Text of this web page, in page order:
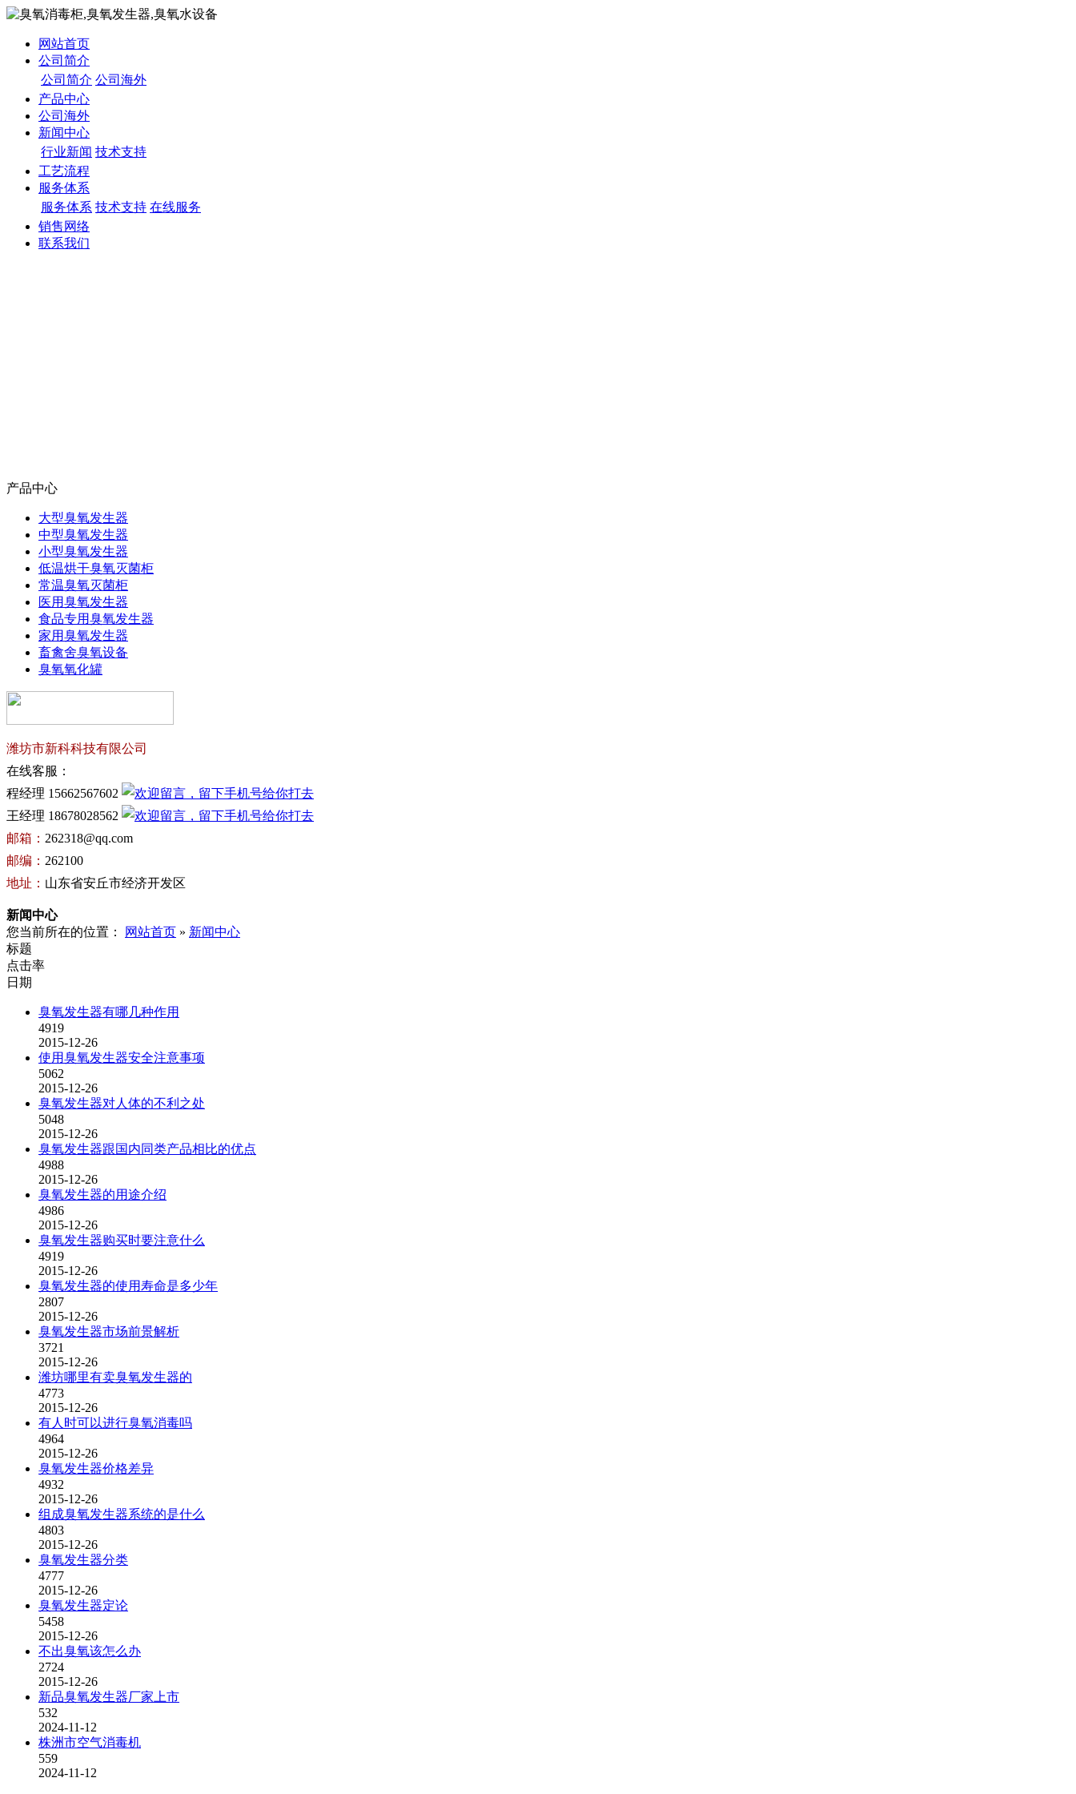
网站首页
公司简介
公司简介 公司海外
产品中心
公司海外
新闻中心
行业新闻 技术支持
工艺流程
服务体系
服务体系 技术支持 在线服务
销售网络
联系我们
产品中心
大型臭氧发生器
中型臭氧发生器
小型臭氧发生器
低温烘干臭氧灭菌柜
常温臭氧灭菌柜
医用臭氧发生器
食品专用臭氧发生器
家用臭氧发生器
畜禽舍臭氧设备
臭氧氧化罐
潍坊市新科科技有限公司
在线客服：
程经理 15662567602
王经理 18678028562
邮箱： 262318@qq.com
邮编： 262100
地址： 山东省安丘市经济开发区
新闻中心
您当前所在的位置：
网站首页 » 新闻中心
标题
点击率
日期
臭氧发生器有哪几种作用
4919
2015-12-26
使用臭氧发生器安全注意事项
5062
2015-12-26
臭氧发生器对人体的不利之处
5048
2015-12-26
臭氧发生器跟国内同类产品相比的优点
4988
2015-12-26
臭氧发生器的用途介绍
4986
2015-12-26
臭氧发生器购买时要注意什么
4919
2015-12-26
臭氧发生器的使用寿命是多少年
2807
2015-12-26
臭氧发生器市场前景解析
3721
2015-12-26
潍坊哪里有卖臭氧发生器的
4773
2015-12-26
有人时可以进行臭氧消毒吗
4964
2015-12-26
臭氧发生器价格差异
4932
2015-12-26
组成臭氧发生器系统的是什么
4803
2015-12-26
臭氧发生器分类
4777
2015-12-26
臭氧发生器定论
5458
2015-12-26
不出臭氧该怎么办
2724
2015-12-26
新品臭氧发生器厂家上市
532
2024-11-12
株洲市空气消毒机
559
2024-11-12